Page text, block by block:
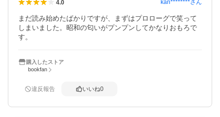
4.0 kan********さん
まだ読み始めたばかりですが、まずはプロローグで笑って
しまいました。昭和の匂いがプンプンしてかなりおもろで
す。
購入したストア
bookfan
違反報告 いいね0